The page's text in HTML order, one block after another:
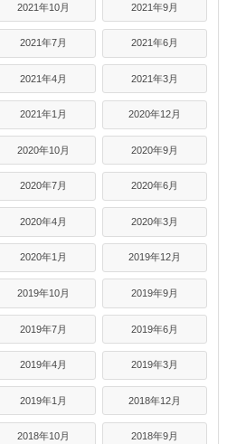
2021年10月 2021年9月
2021年7月 2021年6月
2021年4月 2021年3月
2021年1月 2020年12月
2020年10月 2020年9月
2020年7月 2020年6月
2020年4月 2020年3月
2020年1月 2019年12月
2019年10月 2019年9月
2019年7月 2019年6月
2019年4月 2019年3月
2019年1月 2018年12月
2018年10月 2018年9月